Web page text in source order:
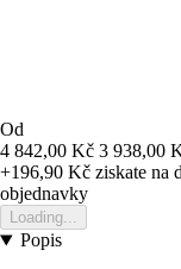
Od
4 842,00 Kč 3 938,00
+196,90 Kč ziskate na
objednavky
Loading...
Popis